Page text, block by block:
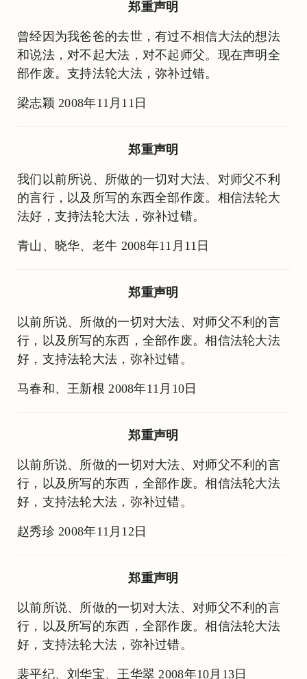
郑重声明
曾经因为我爸爸的去世，有过不相信大法的想法
和说法，对不起大法，对不起师父。现在声明全
部作废。支持法轮大法，弥补过错。
梁志颖 2008年11月11日
郑重声明
我们以前所说、所做的一切对大法、对师父不利
的言行，以及所写的东西全部作废。相信法轮大
法好，支持法轮大法，弥补过错。
青山、晓华、老牛 2008年11月11日
郑重声明
以前所说、所做的一切对大法、对师父不利的言
行，以及所写的东西，全部作废。相信法轮大法
好，支持法轮大法，弥补过错。
马春和、王新根 2008年11月10日
郑重声明
以前所说、所做的一切对大法、对师父不利的言
行，以及所写的东西，全部作废。相信法轮大法
好，支持法轮大法，弥补过错。
赵秀珍 2008年11月12日
郑重声明
以前所说、所做的一切对大法、对师父不利的言
行，以及所写的东西，全部作废。相信法轮大法
好，支持法轮大法，弥补过错。
裴平纪、刘华宝、王华翠 2008年10月13日